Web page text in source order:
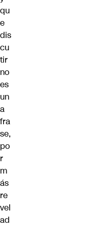
qu
e
dis
cu
tir
no
es
un
a
fra
se,
po
r
m
ás
re
vel
ad